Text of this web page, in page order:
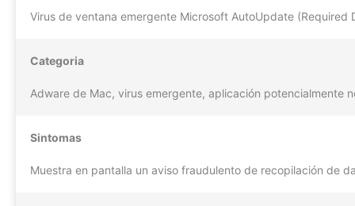
Virus de ventana emergente Microsoft AutoUpdate (Required
Categoria
Adware de Mac, virus emergente, aplicación potencialmente
Sintomas
Muestra en pantalla un aviso fraudulento de recopilación de